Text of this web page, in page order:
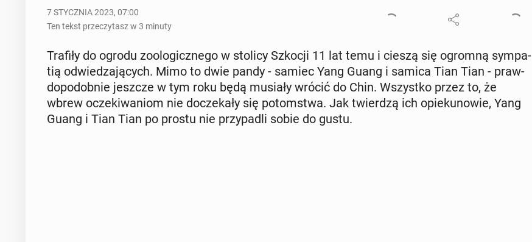
7 STYCZNIA 2023, 07:00
Ten tekst przeczytasz w 3 minuty
Trafiły do ogrodu zoo­lo­gicz­ne­go w stolicy Szkocji 11 lat temu i cieszą się ogromną sym­pa­
tią od­wie­dza­ją­cych. Mimo to dwie pandy - samiec Yang Guang i samica Tian Tian - praw­
do­po­dob­nie jeszcze w tym roku będą musiały wrócić do Chin. Wszyst­ko przez to, że
wbrew ocze­ki­wa­niom nie do­cze­ka­ły się po­tom­stwa. Jak twier­dzą ich opie­ku­no­wie, Yang
Guang i Tian Tian po prostu nie przy­pa­dli sobie do gustu.